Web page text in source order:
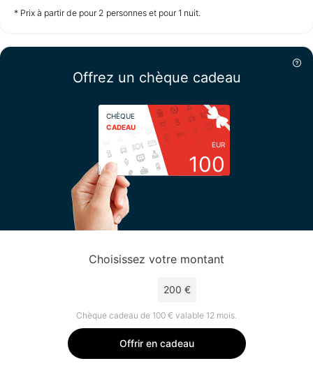
non disponible non disponible
12/08
non disponible
* Prix à partir de pour 2 personnes et pour 1 nuit.
Offrez un chèque cadeau
CHÈQUE
CADEAU
EUR
100
Choisissez votre montant
200 €
Chèque cadeau de 100 € valable 12 mois.
Offrir en cadeau